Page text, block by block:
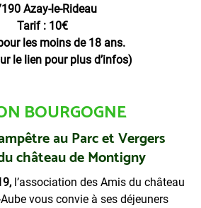
Azay-le-Rideau
Tarif : 10€
les moins de 18 ans.
le lien pour plus d’infos)
BOURGOGNE
au Parc et Vergers
château de Montigny
l’association des Amis du château
vous convie à ses déjeuners